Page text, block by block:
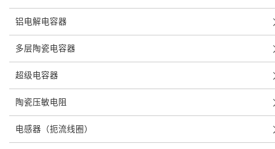
铝电解电容器
多层陶瓷电容器
超级电容器
陶瓷压敏电阻
电感器（扼流线圈）